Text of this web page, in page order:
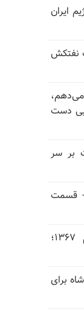
ایران
نفتکش
می‌دهم،
دست
بر سر
- قسمت
نقش مستقیم خمینی در قتل‌عام ۱۳۶۷؛
برای